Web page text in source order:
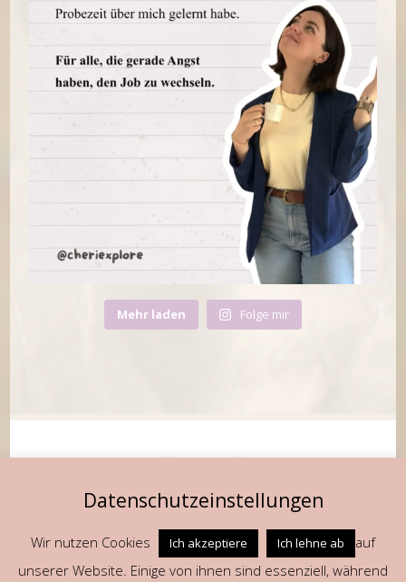
Mehr laden Folge mir
Fragen oder Anregungen? Schreib mir gerne an
Datenschutzeinstellungen
Wir nutzen Cookies Ich akzeptiere Ich lehne ab
auf
unserer Website. Einige von ihnen sind essenziell, während